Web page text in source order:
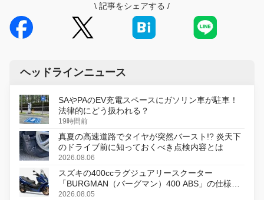
\ 記事をシェアする /
ヘッドラインニュース
SAやPAのEV充電スペースにガソリン車が駐車！
法律的にどう扱われる？
19時間前
真夏の高速道路でタイヤが突然バースト!? 炎天下
のドライブ前に知っておくべき点検内容とは
2026.08.06
スズキの400ccラグジュアリースクーター
「BURGMAN（バーグマン）400 ABS」の仕様を
変更し、8月18日に発売
2026.08.05